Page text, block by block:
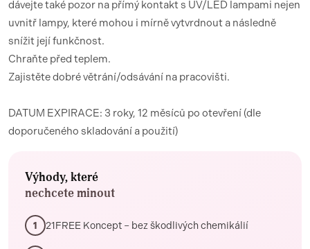
dávejte také pozor na přímý kontakt s UV/LED lampami nejen
uvnitř lampy, které mohou i mírně vytvrdnout a následně
snížit její funkčnost.
Chraňte před teplem.
Zajistěte dobré větrání/odsávání na pracovišti.
DATUM EXPIRACE: 3 roky, 12 měsíců po otevření (dle
doporučeného skladování a použití)
Výhody, které
nechcete minout
1 21FREE Koncept – bez škodlivých chemikálií